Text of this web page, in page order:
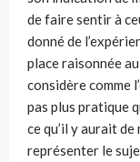
de faire sentir à
donné de
place raisonnée
considère comme
pas plus pratique
ce qu’il y aurait
représenter le